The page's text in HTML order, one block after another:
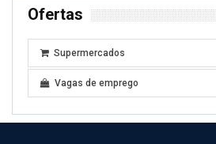
Ofertas
Supermercados
Vagas de emprego